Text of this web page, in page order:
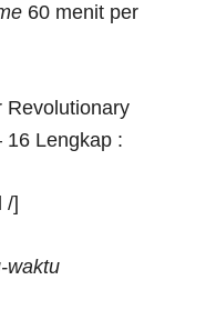
60 menit per
Revolutionary
16 Lengkap :
/]
waktu